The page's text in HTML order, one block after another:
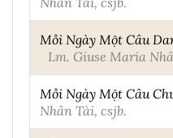
Mỗi Ngày Một Câu
Lm. Giuse Maria
Mỗi Ngày Một Câu
Nhân Tài, csjb.